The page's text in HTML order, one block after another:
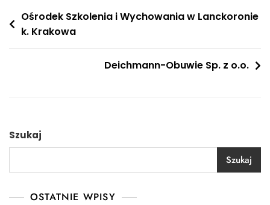
Nawigacja
wpisu
Ośrodek Szkolenia i Wychowania w Lanckoronie
k. Krakowa
Deichmann-Obuwie Sp. z o.o.
Szukaj
Szukaj
OSTATNIE WPISY